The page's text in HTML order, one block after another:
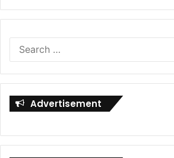
Advertisement